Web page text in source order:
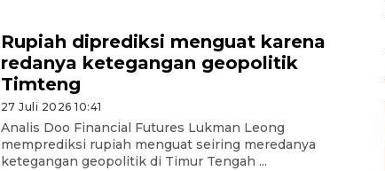
Rupiah diprediksi menguat karena
redanya ketegangan geopolitik
Timteng
27 Juli 2026 10:41
Analis Doo Financial Futures Lukman Leong
memprediksi rupiah menguat seiring meredanya
ketegangan geopolitik di Timur Tengah ...